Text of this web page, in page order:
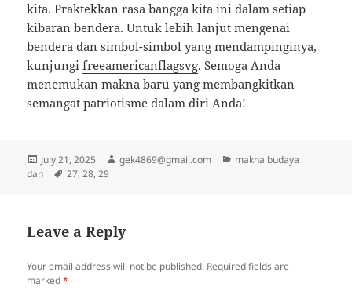
kita. Praktekkan rasa bangga kita ini dalam setiap
kibaran bendera. Untuk lebih lanjut mengenai
bendera dan simbol-simbol yang mendampinginya,
kunjungifreeamericanflagsvg. Semoga Anda
menemukan makna baru yang membangkitkan
semangat patriotisme dalam diri Anda!
Posted
on
July 21, 2025 Author
gek4869@gmail.com Categories
makna budaya
dan
Tags
27,28,29
Leave a Reply
Your email address will not be published. Required fields are
marked*